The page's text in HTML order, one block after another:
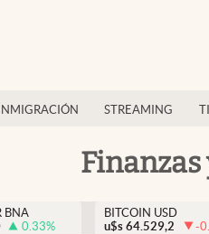
INMIGRACIÓN STREAMING
BNA
0.33%
BITCOIN USD
u$s 64.529,2 -